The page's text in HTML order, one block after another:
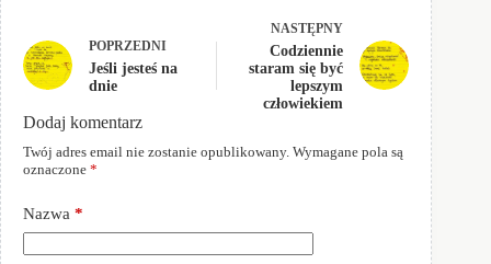
POPRZEDNI
Jeśli jesteś na
dnie
NASTĘPNY
Codziennie
staram się być
lepszym
człowiekiem
Dodaj komentarz
Twój adres email nie zostanie opublikowany. Wymagane pola są
oznaczone *
Nazwa *